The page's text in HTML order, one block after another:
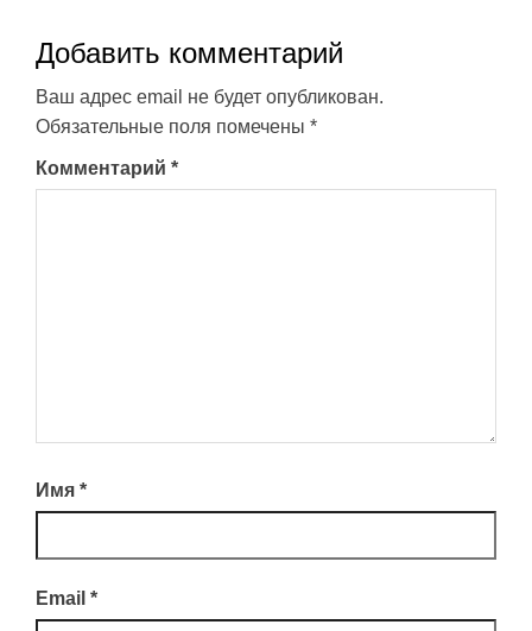
Добавить комментарий
Ваш адрес email не будет опубликован.
Обязательные поля помечены *
Комментарий *
Имя *
Email *